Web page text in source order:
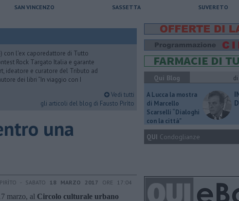
SAN VINCENZO SASSETTA SUVERETO
con l'ex caporedattore di Tutto
Rock Targato Italia e garante
ideatore e curatore del Tributo ad
dei libri “In viaggio con I
Vedi tutti
gli articoli del blog di Fausto Pirìto
una
- SABATO 18 MARZO 2017 ORE 17:04
marzo, al Circolo culturale urbano
Qui Blog
A Lucca la mostra
di Marcello
Scarselli “Dialoghi
con la città"
QUI Condoglianze